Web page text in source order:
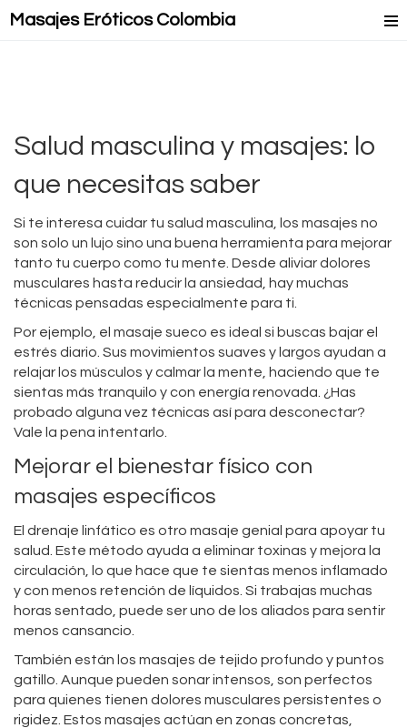
Masajes Eróticos Colombia
Masajes Lésbicos
Masaje Lingam
Salud masculina y masajes: lo
que necesitas saber
Si te interesa cuidar tu salud masculina, los masajes no
son solo un lujo sino una buena herramienta para mejorar
tanto tu cuerpo como tu mente. Desde aliviar dolores
musculares hasta reducir la ansiedad, hay muchas
técnicas pensadas especialmente para ti.
Por ejemplo, el masaje sueco es ideal si buscas bajar el
estrés diario. Sus movimientos suaves y largos ayudan a
relajar los músculos y calmar la mente, haciendo que te
sientas más tranquilo y con energía renovada. ¿Has
probado alguna vez técnicas así para desconectar?
Vale la pena intentarlo.
Mejorar el bienestar físico con
masajes específicos
El drenaje linfático es otro masaje genial para apoyar tu
salud. Este método ayuda a eliminar toxinas y mejora la
circulación, lo que hace que te sientas menos inflamado
y con menos retención de líquidos. Si trabajas muchas
horas sentado, puede ser uno de los aliados para sentir
menos cansancio.
También están los masajes de tejido profundo y puntos
gatillo. Aunque pueden sonar intensos, son perfectos
para quienes tienen dolores musculares persistentes o
rigidez. Estos masajes actúan en zonas concretas,